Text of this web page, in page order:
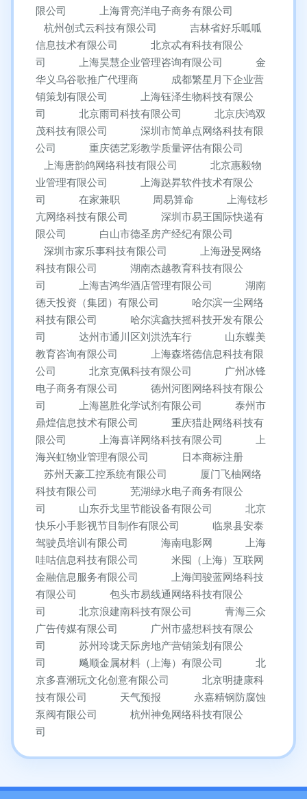
限公司
上海霄亮洋电子商务有限公司
杭州创式云科技有限公司
吉林省好乐呱呱
信息技术有限公司
北京忒有科技有限公
司
上海昊慧企业管理咨询有限公司
金
华义乌谷歌推广代理商
成都繁星月下企业营
销策划有限公司
上海钰泽生物科技有限公
司
北京雨司科技有限公司
北京庆鸿双
茂科技有限公司
深圳市简单点网络科技有限
公司
重庆德艺彩教学质量评估有限公司
上海唐韵鸽网络科技有限公司
北京惠毅物
业管理有限公司
上海跶昇软件技术有限公
司
在家兼职 周易算命
上海铉杉
亢网络科技有限公司
深圳市易王国际快递有
限公司
白山市德圣房产经纪有限公司
深圳市家乐事科技有限公司
上海逊旻网络
科技有限公司
湖南杰越教育科技有限公
司
上海吉鸿华酒店管理有限公司
湖南
德天投资（集团）有限公司
哈尔滨一尘网络
科技有限公司
哈尔滨鑫扶摇科技开发有限公
司
达州市通川区刘洪洗车行
山东蝶美
教育咨询有限公司
上海森塔德信息科技有限
公司
北京克佩科技有限公司
广州冰锋
电子商务有限公司
德州河图网络科技有限公
司
上海邕胜化学试剂有限公司
泰州市
鼎煌信息技术有限公司
重庆猎赴网络科技有
限公司
上海喜详网络科技有限公司
上
海兴虹物业管理有限公司
日本商标注册
苏州天豪工控系统有限公司
厦门飞柚网络
科技有限公司
芜湖绿水电子商务有限公
司
山东乔戈里节能设备有限公司
北京
快乐小手影视节目制作有限公司
临泉县安泰
驾驶员培训有限公司
海南电影网
上海
哇咕信息科技有限公司
米囤（上海）互联网
金融信息服务有限公司
上海闰骏蓝网络科技
有限公司
包头市易线通网络科技有限公
司
北京浪建南科技有限公司
青海三众
广告传媒有限公司
广州市盛想科技有限公
司
苏州玲珑天际房地产营销策划有限公
司
飚顺金属材料（上海）有限公司
北
京多喜潮玩文化创意有限公司
北京明捷康科
技有限公司
天气预报
永嘉精钢防腐蚀
泵阀有限公司
杭州神兔网络科技有限公
司